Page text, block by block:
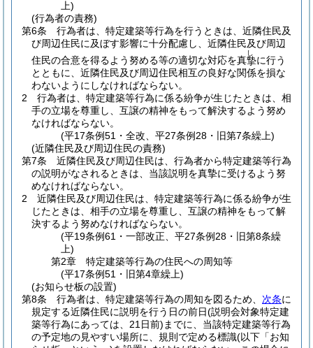
上)
(行為者の責務)
第6条
行為者は、特定建築等行為を行うときは、近隣住民及
び周辺住民に及ぼす影響に十分配慮し、近隣住民及び周辺
住民の合意を得るよう努める等の適切な対応を真摯
し
に行う
とともに、近隣住民及び周辺住民相互の良好な関係を損な
わないようにしなければならない。
2
行為者は、特定建築等行為に係る紛争が生じたときは、相
手の立場を尊重し、互譲の精神をもって解決するよう努め
なければならない。
(平17条例51・全改、平27条例28・旧第7条繰上)
(近隣住民及び周辺住民の責務)
第7条
近隣住民及び周辺住民は、行為者から特定建築等行為
の説明がなされるときは、当該説明を真摯に受けるよう努
めなければならない。
2
近隣住民及び周辺住民は、特定建築等行為に係る紛争が生
じたときは、相手の立場を尊重し、互譲の精神をもって解
決するよう努めなければならない。
(平19条例61・一部改正、平27条例28・旧第8条繰
上)
第2章
特定建築等行為の住民への周知等
(平17条例51・旧第4章繰上)
(お知らせ板の設置)
第8条
行為者は、特定建築等行為の周知を図るため、 次条に
規定する近隣住民に説明を行う日の前日(説明会対象特定建
築等行為にあっては、21日前) までに、当該特定建築等行為
の予定地の見やすい場所に、規則で定める標識(以下「お知